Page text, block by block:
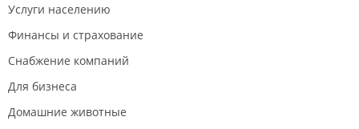
Услуги населению
Финансы и страхование
Снабжение компаний
Для бизнеса
Домашние животные